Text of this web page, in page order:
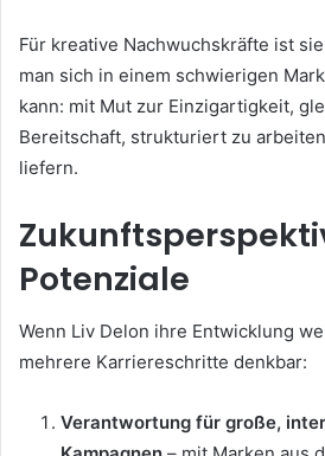
Für kreative Nachwuchskräfte ist
man sich in einem schwierigen
kann: mit Mut zur Einzigartigkeit,
Bereitschaft, strukturiert zu
liefern.
Potenziale
Wenn Liv Delon ihre Entwicklung
mehrere Karriereschritte denkbar:
Verantwortung für große,